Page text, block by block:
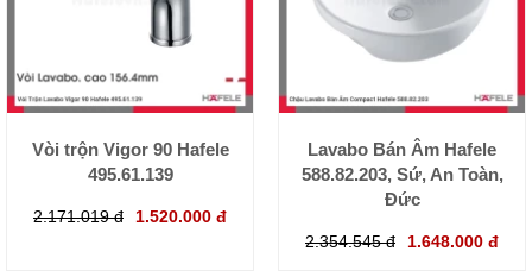
Vòi trộn Vigor 90 Hafele
495.61.139
2.171.019 đ 1.520.000 đ
Lavabo Bán Âm Hafele
588.82.203, Sứ, An Toàn,
Đức
2.354.545 đ 1.648.000 đ